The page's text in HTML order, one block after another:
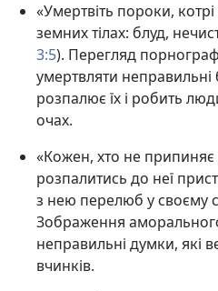
«Умертвіть пороки,
земних тілах: блуд,
3:5). Перегляд
умертвляти
розпалює їх і робить
очах.
«Кожен, хто не
розпалитись до неї
з нею перелюб у своєму
Зображення
неправильні думки, які
вчинків.